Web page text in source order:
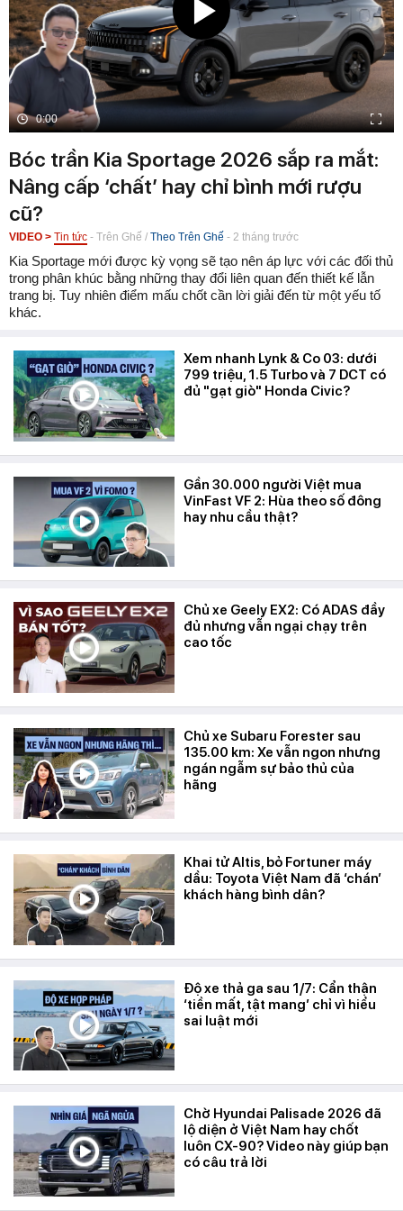
0:00
Bóc trần Kia Sportage 2026 sắp ra mắt:
Nâng cấp ‘chất’ hay chỉ bình mới rượu
cũ?
VIDEO > Tin tức - Trên Ghế / Theo Trên Ghế - 2 tháng trước
Kia Sportage mới được kỳ vọng sẽ tạo nên áp lực với các đối thủ
trong phân khúc bằng những thay đổi liên quan đến thiết kế lẫn
trang bị. Tuy nhiên điểm mấu chốt cần lời giải đến từ một yếu tố
khác.
Xem nhanh Lynk & Co 03: dưới
799 triệu, 1.5 Turbo và 7 DCT có
đủ "gạt giò" Honda Civic?
Gần 30.000 người Việt mua
VinFast VF 2: Hùa theo số đông
hay nhu cầu thật?
Chủ xe Geely EX2: Có ADAS đầy
đủ nhưng vẫn ngại chạy trên
cao tốc
Chủ xe Subaru Forester sau
135.00 km: Xe vẫn ngon nhưng
ngán ngẫm sự bảo thủ của
hãng
Khai tử Altis, bỏ Fortuner máy
dầu: Toyota Việt Nam đã ‘chán’
khách hàng bình dân?
Độ xe thả ga sau 1/7: Cẩn thận
‘tiền mất, tật mang’ chỉ vì hiểu
sai luật mới
Chờ Hyundai Palisade 2026 đã
lộ diện ở Việt Nam hay chốt
luôn CX-90? Video này giúp bạn
có câu trả lời